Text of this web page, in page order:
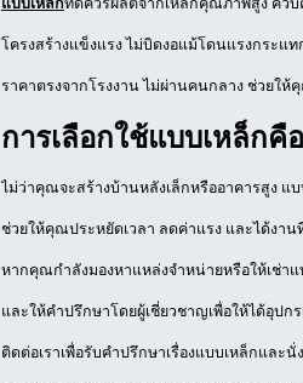
โครงสร้างแข็งแรง ไม่บิดงอแม้โดนแรงกระแ
ราคาตรงจากโรงงาน ไม่ผ่านคนกลาง ช่วยใ
การเลือกใช้แบบเหล็ก
ไม่ว่าคุณจะสร้างบ้านหลังเล็กหรืออาคารสูง
ช่วยให้คุณประหยัดเวลา ลดค่าแรง และได้งา
หากคุณกำลังมองหาแหล่งจำหน่ายหรือให้เช่
และให้คำปรึกษาโดยผู้เชี่ยวชาญเพื่อให้ได้อุป
ติดต่อเราเพื่อรับคำปรึกษาเรื่องแบบเหล็กและ